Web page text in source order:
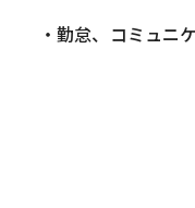
・勤怠、コミュニ